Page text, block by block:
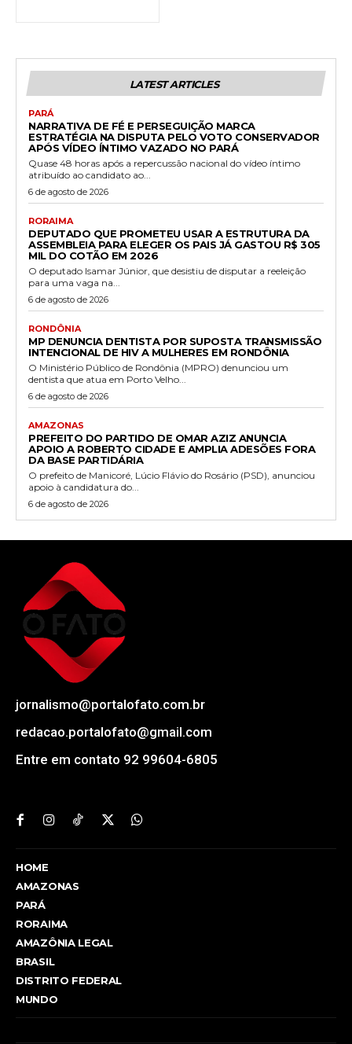
LATEST ARTICLES
PARÁ
NARRATIVA DE FÉ E PERSEGUIÇÃO MARCA
ESTRATÉGIA NA DISPUTA PELO VOTO CONSERVADOR
APÓS VÍDEO ÍNTIMO VAZADO NO PARÁ
Quase 48 horas após a repercussão nacional do vídeo íntimo
atribuído ao candidato ao...
6 de agosto de 2026
RORAIMA
DEPUTADO QUE PROMETEU USAR A ESTRUTURA DA
ASSEMBLEIA PARA ELEGER OS PAIS JÁ GASTOU R$ 305
MIL DO COTÃO EM 2026
O deputado Isamar Júnior, que desistiu de disputar a reeleição
para uma vaga na...
6 de agosto de 2026
RONDÔNIA
MP DENUNCIA DENTISTA POR SUPOSTA TRANSMISSÃO
INTENCIONAL DE HIV A MULHERES EM RONDÔNIA
O Ministério Público de Rondônia (MPRO) denunciou um
dentista que atua em Porto Velho...
6 de agosto de 2026
AMAZONAS
PREFEITO DO PARTIDO DE OMAR AZIZ ANUNCIA
APOIO A ROBERTO CIDADE E AMPLIA ADESÕES FORA
DA BASE PARTIDÁRIA
O prefeito de Manicoré, Lúcio Flávio do Rosário (PSD), anunciou
apoio à candidatura do...
6 de agosto de 2026
jornalismo@portalofato.com.br
redacao.portalofato@gmail.com
Entre em contato 92 99604-6805
HOME
AMAZONAS
PARÁ
RORAIMA
AMAZÔNIA LEGAL
BRASIL
DISTRITO FEDERAL
MUNDO